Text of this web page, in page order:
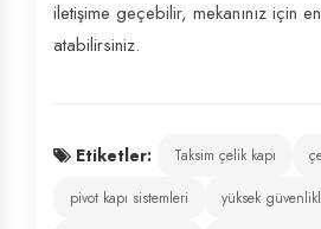
iletişime geçebilir, mekanınız için
atabilirsiniz.
Etiketler: Taksim çelik kapı
pivot kapı sistemleri
yüksek